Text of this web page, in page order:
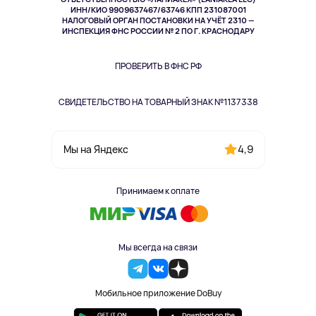
ИНН/КИО 9909637467/63746 КПП 231087001
НАЛОГОВЫЙ ОРГАН ПОСТАНОВКИ НА УЧЁТ 2310 —
ИНСПЕКЦИЯ ФНС РОССИИ № 2 ПО Г. КРАСНОДАРУ
ПРОВЕРИТЬ В ФНС РФ
СВИДЕТЕЛЬСТВО НА ТОВАРНЫЙ ЗНАК №1137338
Мы на Яндекс 4,9
Принимаем к оплате
Мы всегда на связи
Мобильное приложение DoBuy
Здоровье питомцев
Одежда и аксессуары